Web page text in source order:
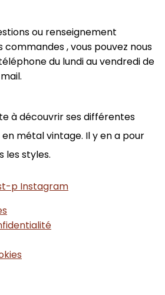
ou renseignement
, vous pouvez nous
du lundi au vendredi de
à découvrir ses différentes
métal vintage. Il y en a pour
les styles.
p Instagram